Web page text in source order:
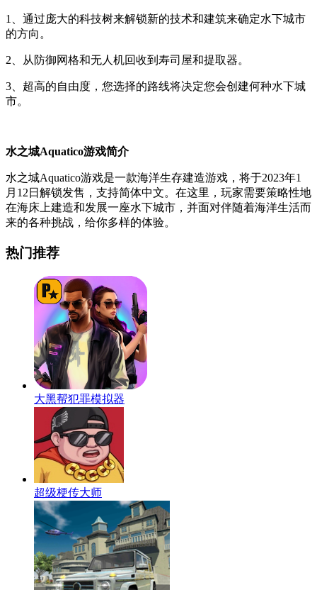
1、通过庞大的科技树来解锁新的技术和建筑来确定水下城市
的方向。
2、从防御网格和无人机回收到寿司屋和提取器。
3、超高的自由度，您选择的路线将决定您会创建何种水下城
市。
水之城Aquatico游戏简介
水之城Aquatico游戏是一款海洋生存建造游戏，将于2023年1
月12日解锁发售，支持简体中文。在这里，玩家需要策略性地
在海床上建造和发展一座水下城市，并面对伴随着海洋生活而
来的各种挑战，给你多样的体验。
热门推荐
大黑帮犯罪模拟器
超级梗传大师